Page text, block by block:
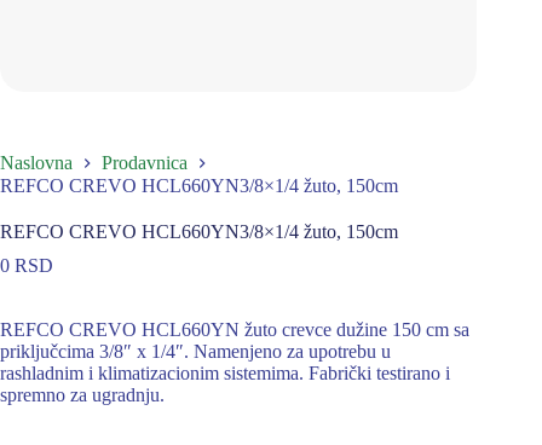
Naslovna
Prodavnica
REFCO CREVO HCL660YN3/8×1/4 žuto, 150cm
REFCO CREVO HCL660YN3/8×1/4 žuto, 150cm
0 RSD
REFCO CREVO HCL660YN žuto crevce dužine 150 cm sa
priključcima 3/8″ x 1/4″. Namenjeno za upotrebu u
rashladnim i klimatizacionim sistemima. Fabrički testirano i
spremno za ugradnju.